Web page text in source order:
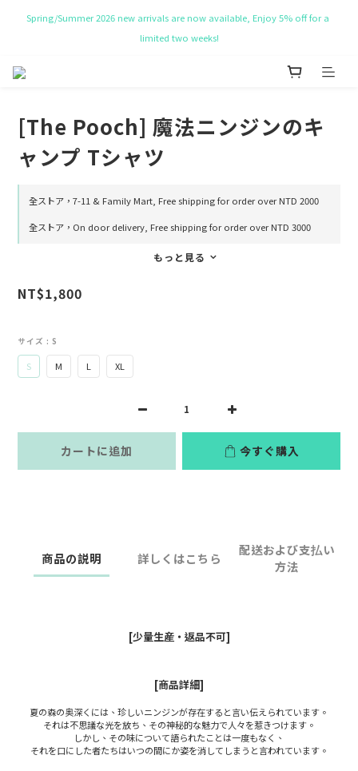
NT$ 50 Coupon for New membership
[The Pooch] 魔法ニンジンのキ
ャンプ Tシャツ
全ストア，7-11 & Family Mart, Free shipping for order over NTD 2000
全ストア，On door delivery, Free shipping for order over NTD 3000
もっと見る
NT$1,800
サイズ : S
S M L XL
カートに追加 今すぐ購入
商品の説明 詳しくはこちら
配送および支払い
方法
[少量生産・返品不可]
[商品詳細]
夏の森の奥深くには、珍しいニンジンが存在すると言い伝えられています。
それは不思議な光を放ち、その神秘的な魅力で人々を惹きつけます。
しかし、その味について語られたことは一度もなく、
それを口にした者たちはいつの間にか姿を消してしまうと言われています。